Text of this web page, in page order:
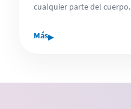
cualquier parte del cuerpo.
Más▸